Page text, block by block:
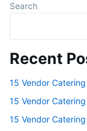
Search
Recent
15 Vendor
15 Vendor
15 Vendor